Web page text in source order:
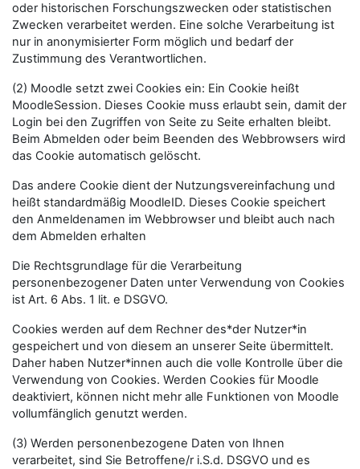
oder historischen Forschungszwecken oder statistischen
Zwecken verarbeitet werden. Eine solche Verarbeitung ist
nur in anonymisierter Form möglich und bedarf der
Zustimmung des Verantwortlichen.
(2) Moodle setzt zwei Cookies ein: Ein Cookie heißt
MoodleSession. Dieses Cookie muss erlaubt sein, damit der
Login bei den Zugriffen von Seite zu Seite erhalten bleibt.
Beim Abmelden oder beim Beenden des Webbrowsers wird
das Cookie automatisch gelöscht.
Das andere Cookie dient der Nutzungsvereinfachung und
heißt standardmäßig MoodleID. Dieses Cookie speichert
den Anmeldenamen im Webbrowser und bleibt auch nach
dem Abmelden erhalten
Die Rechtsgrundlage für die Verarbeitung
personenbezogener Daten unter Verwendung von Cookies
ist Art. 6 Abs. 1 lit. e DSGVO.
Cookies werden auf dem Rechner des*der Nutzer*in
gespeichert und von diesem an unserer Seite übermittelt.
Daher haben Nutzer*innen auch die volle Kontrolle über die
Verwendung von Cookies. Werden Cookies für Moodle
deaktiviert, können nicht mehr alle Funktionen von Moodle
vollumfänglich genutzt werden.
(3) Werden personenbezogene Daten von Ihnen
verarbeitet, sind Sie Betroffene/r i.S.d. DSGVO und es